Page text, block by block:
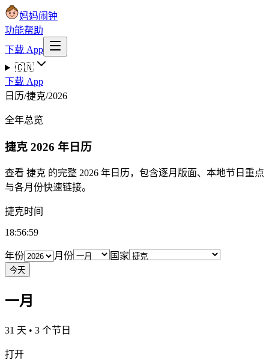
妈妈闹钟
功能帮助
下载 App
🇨🇳
下载 App
日历/捷克/2026
全年总览
捷克 2026 年日历
查看 捷克 的完整 2026 年日历，包含逐月版面、本地节日重点
与各月份快速链接。
捷克时间
18:57:00
年份 月份 国家
今天
一月
31 天 • 3 个节日
打开